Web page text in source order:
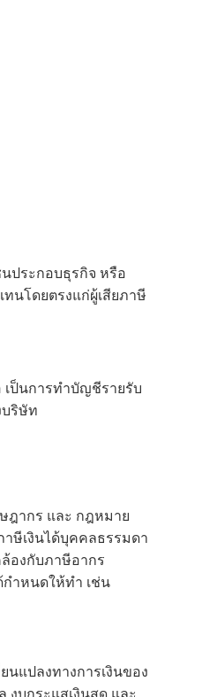
ประกอบธุรกิจ หรือ
นโดยตรงแก่ผู้เสียภาษี
เป็นการทำบัญชีรายรับ
บริษัท
ฎากร และ กฎหมาย
ษีเงินได้บุคคลธรรมดา
องกับภาษีอากร
ำหนดให้ทำ เช่น
นแปลงทางการเงินของ
บกระแสเงินสด และ